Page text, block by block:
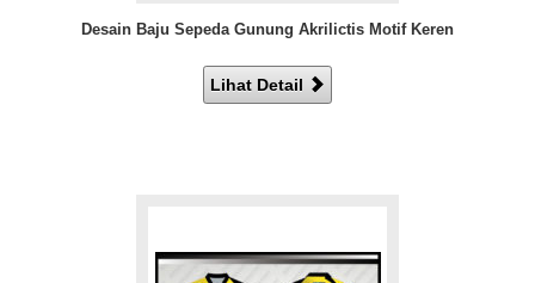
Desain Baju Sepeda Gunung Akrilictis Motif Keren
Lihat Detail